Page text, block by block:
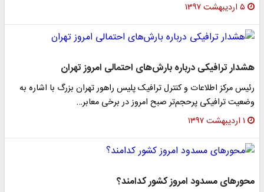
۵ اردیبهشت ۱۳۹۷
هشدار ترافیکی درباره بارش‌های احتمالی امروز تهران
رئیس مرکز اطلاعات و کنترل ترافیک پلیس راهور تهران بزرگ با اشاره به
وضعیت ترافیکی پرحجم‌تر صبح امروز در برخی معابر…
۱ اردیبهشت ۱۳۹۷
محورهای مسدود امروز کشور کدامند؟